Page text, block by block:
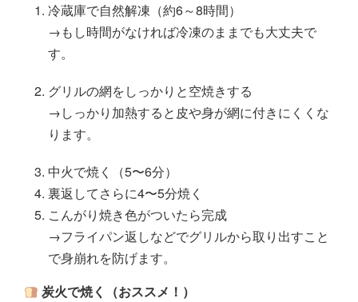
冷蔵庫で自然解凍（約6～8時間）
→もし時間がなければ冷凍のままでも大丈夫で
す。
グリルの網をしっかりと空焼きする
→しっかり加熱すると皮や身が網に付きにくくな
ります。
中火で焼く（5〜6分）
裏返してさらに4〜5分焼く
こんがり焼き色がついたら完成
→フライパン返しなどでグリルから取り出すこと
で身崩れを防げます。
炭火で焼く（おススメ！）